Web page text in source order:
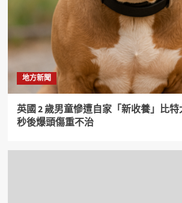
地方新聞
英國 2 歲男童慘遭自家「新收養」比
秒後爆頭傷重不治